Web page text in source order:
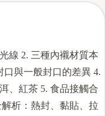
線 2. 三種內襯材質本
口與一般封口的差異 4.
、紅茶 5. 食品接觸合
析：熱封、黏貼、拉